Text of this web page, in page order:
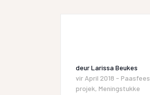
deurLarissa Beukes
vir April 2018 - Paasfees
projek, Meningstukke